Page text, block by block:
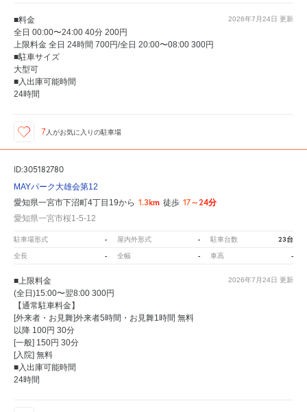
2026年7月24日 更新
■料金
全日 00:00〜24:00 40分 200円
上限料金 全日 24時間 700円/全日 20:00〜08:00 300円
■駐車サイズ
大型可
■入出庫可能時間
24時間
7 人がお気に入りの駐車場
ID:305182780
MAYパーク大雄会第12
愛知県一宮市下沼町4丁目19から 1.3km 徒歩 17～24分
愛知県一宮市桜1-5-12
駐車場形式 - 屋内外形式 - 駐車台数 23台
全長 - 全幅 - 車高 -
2026年7月24日 更新
■上限料金
(全日)15:00〜翌8:00 300円
【通常駐車料金】
[外来者・お見舞]外来者5時間・お見舞1時間 無料
以降 100円 30分
[一般] 150円 30分
[入院] 無料
■入出庫可能時間
24時間